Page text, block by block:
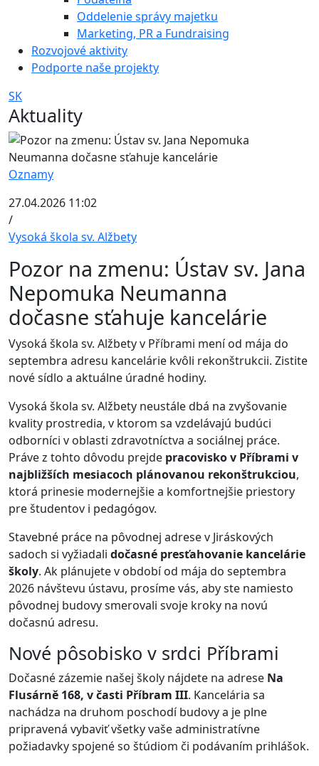
Oddelenie správy majetku
Marketing, PR a Fundraising
Rozvojové aktivity
Podporte naše projekty
SK
Aktuality
Oznamy
27.04.2026 11:02
/
Vysoká škola sv. Alžbety
Pozor na zmenu: Ústav sv. Jana
Nepomuka Neumanna
dočasne sťahuje kancelárie
Vysoká škola sv. Alžbety v Příbrami mení od mája do
septembra adresu kancelárie kvôli rekonštrukcii. Zistite
nové sídlo a aktuálne úradné hodiny.
Vysoká škola sv. Alžbety neustále dbá na zvyšovanie
kvality prostredia, v ktorom sa vzdelávajú budúci
odborníci v oblasti zdravotníctva a sociálnej práce.
Práve z tohto dôvodu prejde pracovisko v Příbrami v
najbližších mesiacoch plánovanou rekonštrukciou,
ktorá prinesie modernejšie a komfortnejšie priestory
pre študentov i pedagógov.
Stavebné práce na pôvodnej adrese v Jiráskových
sadoch si vyžiadali dočasné presťahovanie kancelárie
školy. Ak plánujete v období od mája do septembra
2026 návštevu ústavu, prosíme vás, aby ste namiesto
pôvodnej budovy smerovali svoje kroky na novú
dočasnú adresu.
Nové pôsobisko v srdci Příbrami
Dočasné zázemie našej školy nájdete na adrese Na
Flusárně 168, v časti Příbram III. Kancelária sa
nachádza na druhom poschodí budovy a je plne
pripravená vybaviť všetky vaše administratívne
požiadavky spojené so štúdiom či podávaním prihlášok.